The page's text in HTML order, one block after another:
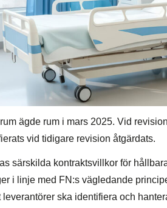
ägde rum i mars 2025. Vid
vid tidigare revision åtgärdats.
särskilda kontraktsvillkor för
i linje med FN:s vägledande
ska identifiera och